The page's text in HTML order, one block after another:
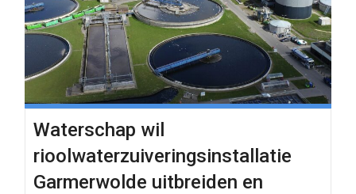
Waterschap wil
rioolwaterzuiveringsinstallatie
Garmerwolde uitbreiden en